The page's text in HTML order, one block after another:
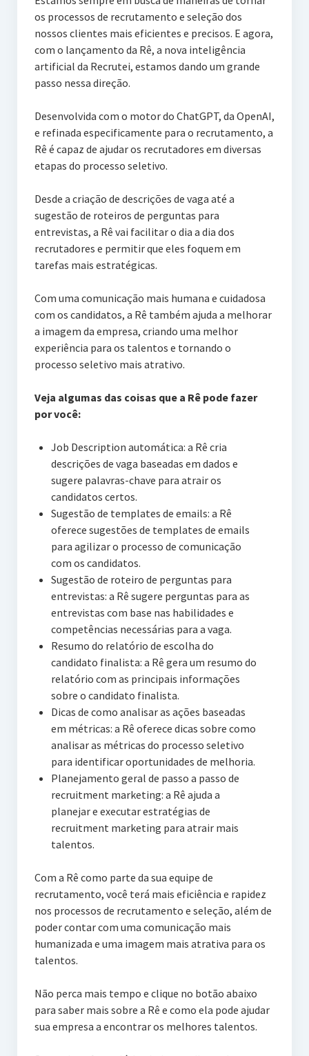
os processos de recrutamento e seleção dos
nossos clientes mais eficientes e precisos. E agora,
com o lançamento da Rê, a nova inteligência
artificial da Recrutei, estamos dando um grande
passo nessa direção.
Desenvolvida com o motor do ChatGPT, da OpenAI,
e refinada especificamente para o recrutamento, a
Rê é capaz de ajudar os recrutadores em diversas
etapas do processo seletivo.
Desde a criação de descrições de vaga até a
sugestão de roteiros de perguntas para
entrevistas, a Rê vai facilitar o dia a dia dos
recrutadores e permitir que eles foquem em
tarefas mais estratégicas.
Com uma comunicação mais humana e cuidadosa
com os candidatos, a Rê também ajuda a melhorar
a imagem da empresa, criando uma melhor
experiência para os talentos e tornando o
processo seletivo mais atrativo.
Veja algumas das coisas que a Rê pode fazer
por você:
Job Description automática: a Rê cria
descrições de vaga baseadas em dados e
sugere palavras-chave para atrair os
candidatos certos.
Sugestão de templates de emails: a Rê
oferece sugestões de templates de emails
para agilizar o processo de comunicação
com os candidatos.
Sugestão de roteiro de perguntas para
entrevistas: a Rê sugere perguntas para as
entrevistas com base nas habilidades e
competências necessárias para a vaga.
Resumo do relatório de escolha do
candidato finalista: a Rê gera um resumo do
relatório com as principais informações
sobre o candidato finalista.
Dicas de como analisar as ações baseadas
em métricas: a Rê oferece dicas sobre como
analisar as métricas do processo seletivo
para identificar oportunidades de melhoria.
Planejamento geral de passo a passo de
recruitment marketing: a Rê ajuda a
planejar e executar estratégias de
recruitment marketing para atrair mais
talentos.
Com a Rê como parte da sua equipe de
recrutamento, você terá mais eficiência e rapidez
nos processos de recrutamento e seleção, além de
poder contar com uma comunicação mais
humanizada e uma imagem mais atrativa para os
talentos.
Não perca mais tempo e clique no botão abaixo
para saber mais sobre a Rê e como ela pode ajudar
sua empresa a encontrar os melhores talentos.